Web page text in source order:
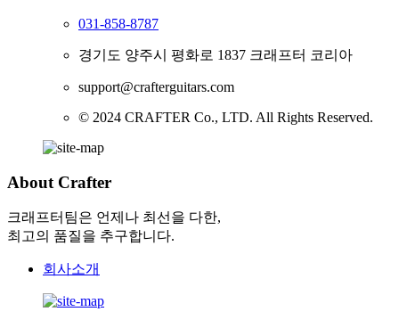
031-858-8787
경기도 양주시 평화로 1837 크래프터 코리아
support@crafterguitars.com
© 2024 CRAFTER Co., LTD. All Rights Reserved.
About Crafter
크래프터팀은 언제나 최선을 다한,
최고의 품질을 추구합니다.
회사소개